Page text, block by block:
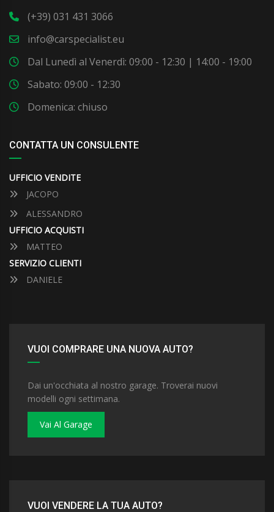
(+39) 031 431 3066
info@carspecialist.eu
Dal Lunedì al Venerdì: 09:00 - 12:30 | 14:00 - 19:00
Sabato: 09:00 - 12:30
Domenica: chiuso
CONTATTA UN CONSULENTE
UFFICIO VENDITE
JACOPO
ALESSANDRO
UFFICIO ACQUISTI
MATTEO
SERVIZIO CLIENTI
DANIELE
VUOI COMPRARE UNA NUOVA AUTO?
Dai un'occhiata al nostro garage. Troverai nuovi
modelli ogni settimana.
Vai Al Garage
VUOI VENDERE LA TUA AUTO?